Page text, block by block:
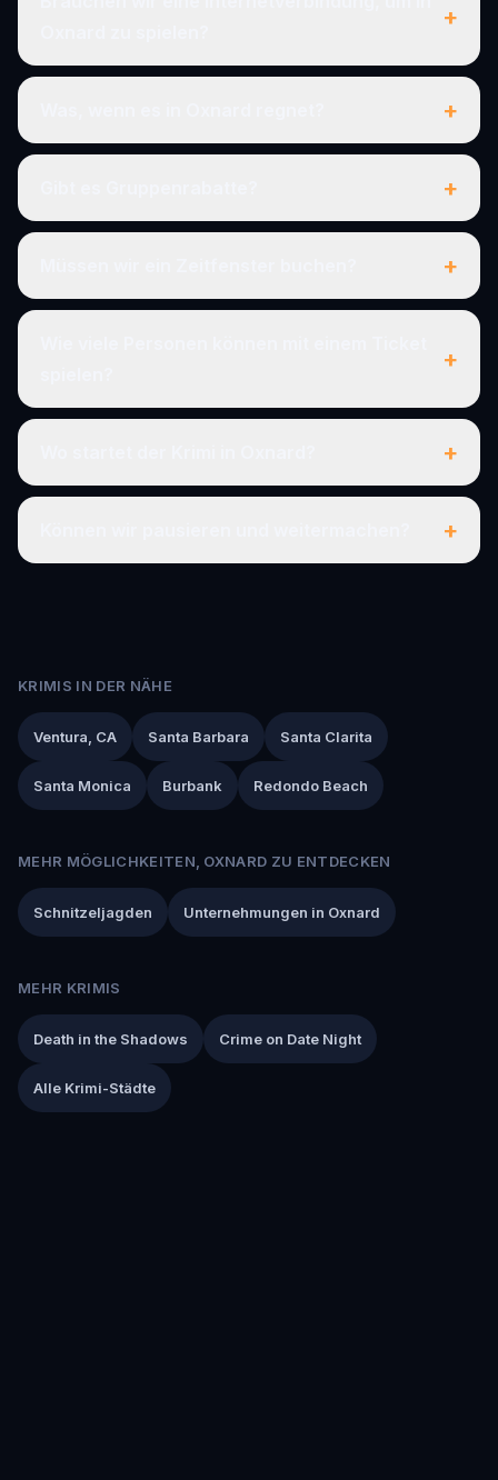
+
+
+
+
+
+
+
KRIMIS IN DER NÄHE
Ventura, CA Santa Barbara Santa Clarita
Santa Monica Burbank Redondo Beach
MEHR MÖGLICHKEITEN, OXNARD ZU ENTDECKEN
Schnitzeljagden Unternehmungen in Oxnard
MEHR KRIMIS
Death in the Shadows Crime on Date Night
Alle Krimi-Städte